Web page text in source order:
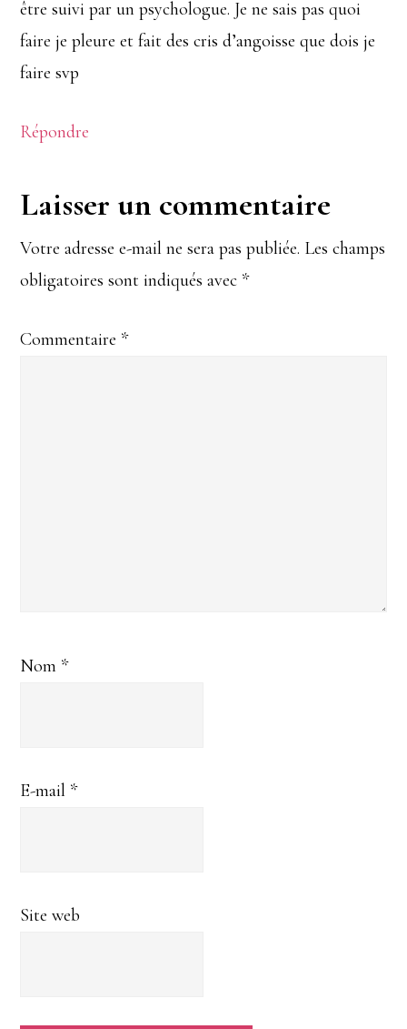
être suivi par un psychologue. Je ne sais pas quoi
faire je pleure et fait des cris d’angoisse que dois je
faire svp
Répondre
Laisser un commentaire
Votre adresse e-mail ne sera pas publiée. Les champs
obligatoires sont indiqués avec *
Commentaire *
Nom *
E-mail *
Site web